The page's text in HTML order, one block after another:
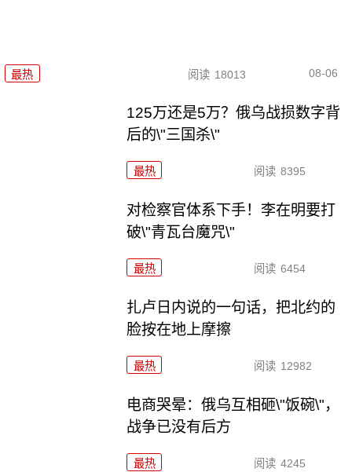
最热 阅读 18013 08-06
125万还是5万？俄乌战损数字背
后的\"三国杀\"
最热 阅读 8395
对检察官体系下手！李在明要打
破\"青瓦台魔咒\"
最热 阅读 6454
扎卢日内说的一句话，把北约的
脸按在地上摩擦
最热 阅读 12982
电商哭晕：俄乌互相砸\"饭碗\"，
战争已没有后方
最热 阅读 4245